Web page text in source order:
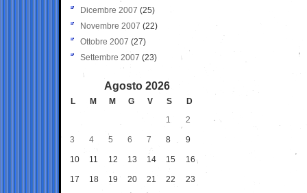
Dicembre 2007 (25)
Novembre 2007 (22)
Ottobre 2007 (27)
Settembre 2007 (23)
Agosto 2026
L M M G V S
D
1
2
3 4 5 6 7 8 9
10 11 12 13 14 15 16
17 18 19 20 21 22 23